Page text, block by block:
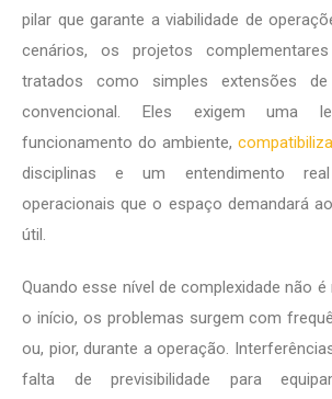
pilar que garante a viabilidade de
cenários, os projetos
tratados como simples extensões
convencional. Eles exigem uma
funcionamento do ambiente,
disciplinas e um entendimento
operacionais que o espaço demandará
útil.
Quando esse nível de complexidade não
o início, os problemas surgem com
ou, pior, durante a operação.
falta de previsibilidade para